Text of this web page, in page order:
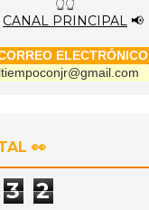
👆👆
CANAL PRINCIPAL📢
ELECTRÓNICO
👀
3 2